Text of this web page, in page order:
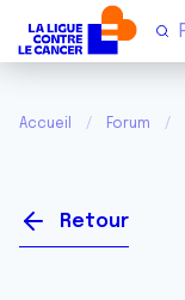
Accueil Forum
Retour